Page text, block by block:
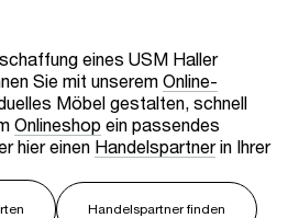
eines USM Haller
Sie mit unserem Online-
Möbel gestalten, schnell
Onlineshop ein passendes
hier einen Handelspartnerin Ihrer
Handelspartner finden